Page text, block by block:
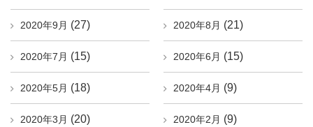
2020年9月 (27) 2020年8月 (21)
2020年7月 (15) 2020年6月 (15)
2020年5月 (18) 2020年4月 (9)
2020年3月 (20) 2020年2月 (9)